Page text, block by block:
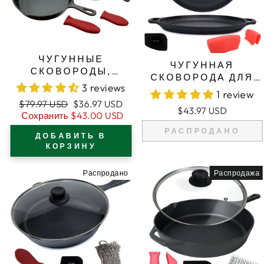
ЧУГУННЫЕ
СКОВОРОДЫ,
НАБОР ИЗ 4
СКОВОРОД
РАЗНОГО РАЗМЕРА,
2 СИЛИКОНОВЫХ
ПРИХВАТКИ
3 reviews
Обычная
цена
$79.97 USD Цена
продажи
$36.97 USD
Сохранить $43.00 USD
ДОБАВИТЬ В
КОРЗИНУ
ЧУГУННАЯ
СКОВОРОДА ДЛЯ
ПИЦЦЫ 13.8"/35 СМ,
ФОРМА ДЛЯ
ВЫПЕЧКИ,
КУЛИНАРНАЯ
СКОВОРОДА-
ДЕРЖАТЕЛИ ДЛЯ
РУЧЕК И СКРЕБОК
1 review
$43.97 USD
РАСПРОДАНО
Распродано Распродажа